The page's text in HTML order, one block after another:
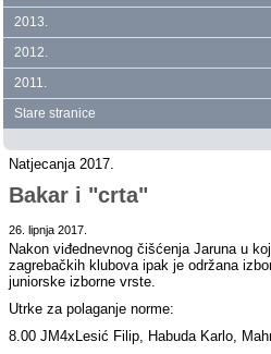
2013.
2012.
2011.
Stare stranice
Natjecanja 2017.
Bakar i "crta"
26. lipnja 2017.
Nakon viđednevnog čišćenja Jaruna u
zagrebačkih klubova ipak je održana
juniorske izborne vrste.
Utrke za polaganje norme:
8.00 JM4xLesić Filip, Habuda Karlo,